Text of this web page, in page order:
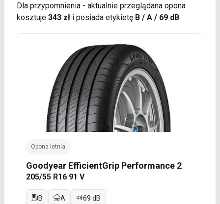
Dla przypomnienia - aktualnie przeglądana opona
kosztuje 343 złi posiada etykietę B / A / 69 dB.
Opona letnia
Goodyear EfficientGrip Performance 2
205/55 R16 91 V
B A 69 dB